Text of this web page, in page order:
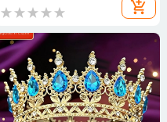
add_shopping_cart